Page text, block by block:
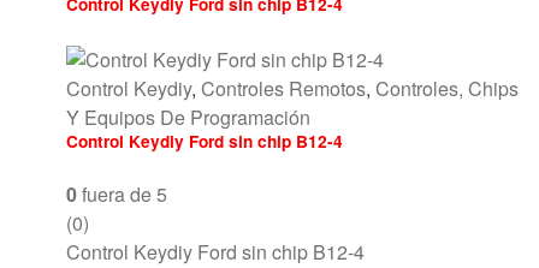
Control Keydiy Ford sin chip B12-4
Control Keydiy, Controles Remotos, Controles, Chips
Y Equipos De Programación
Control Keydiy Ford sin chip B12-4
0fuera de 5
(0)
Control Keydiy Ford sin chip B12-4